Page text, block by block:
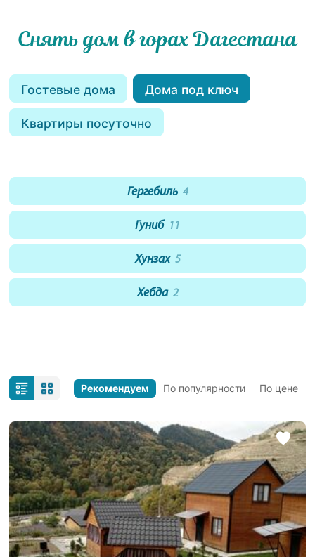
Снять дом в горах Дагестана
Гостевые дома Дома под ключ
Квартиры посуточно
Рекомендуем По популярности По цене
Гергебиль 4
Гуниб 11
Хунзах 5
Хебда 2